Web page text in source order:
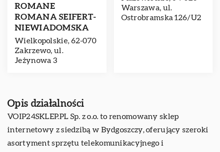
ROMANE
ROMANA SEIFERT-
NIEWIADOMSKA
Wielkopolskie, 62-070
Zakrzewo, ul.
Jeżynowa 3
Warszawa, ul.
Ostrobramska 126/U2
Opis działalności
VOIP24SKLEP.PL Sp. z o.o. to renomowany sklep
internetowy z siedzibą w Bydgoszczy, oferujący szeroki
asortyment sprzętu telekomunikacyjnego i